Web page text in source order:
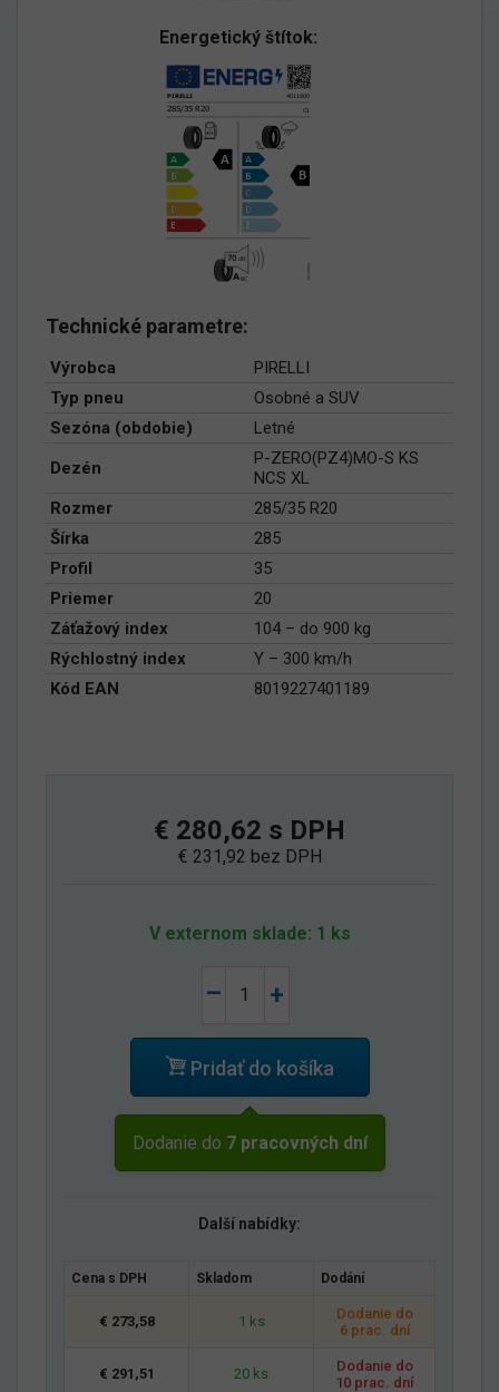
Energetický štítok:
Technické parametre:
Výrobca
PIRELLI
Typ pneu
Osobné a SUV
Sezóna (obdobie)
Letné
Dezén
P-ZERO(PZ4)MO-S KS
NCS XL
Rozmer
285/35 R20
Šírka
285
Profil
35
Priemer
20
Záťažový index
104 – do 900 kg
Rýchlostný index
Y – 300 km/h
Kód EAN
8019227401189
€ 280,62 s DPH
€ 231,92 bez DPH
V externom sklade: 1 ks
– +
Pridať do košíka
Dodanie do 7 pracovných dní
Další nabídky:
Cena s DPH Skladom Dodání
€ 273,58 1 ks
Dodanie do
6 prac. dní
€ 291,51 20 ks
Dodanie do
10 prac. dní